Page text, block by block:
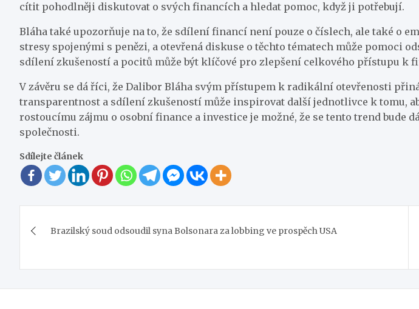
cítit pohodlněji diskutovat o svých financích a hledat pomoc, když ji potřebují.
Bláha také upozorňuje na to, že sdílení financí není pouze o číslech, ale také o
stresy spojenými s penězi, a otevřená diskuse o těchto tématech může pomoci
sdílení zkušeností a pocitů může být klíčové pro zlepšení celkového přístupu k
V závěru se dá říci, že Dalibor Bláha svým přístupem k radikální otevřenosti
transparentnost a sdílení zkušeností může inspirovat další jednotlivce k tomu,
rostoucímu zájmu o osobní finance a investice je možné, že se tento trend bude
společnosti.
Sdílejte článek
pro
příspěvek
Brazilský soud odsoudil syna Bolsonara za lobbing ve prospěch USA